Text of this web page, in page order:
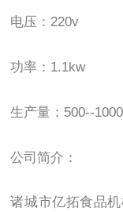
电压：220v
功率：1.1kw
生产量：500--
公司简介：
诸城市亿拓食品